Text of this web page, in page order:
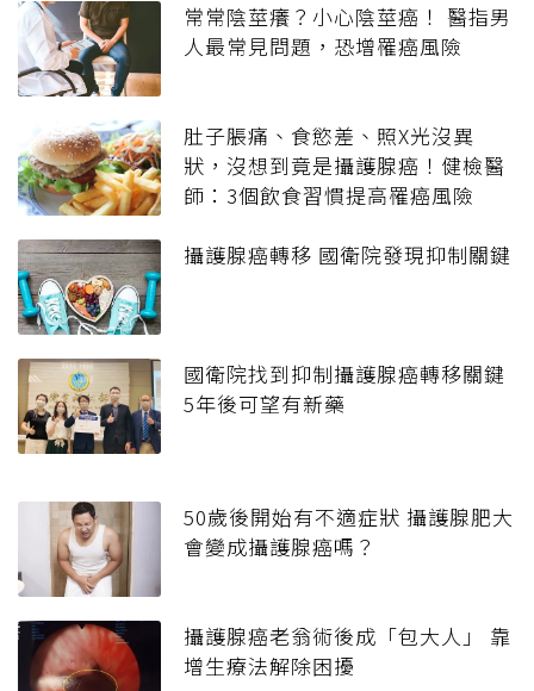
常常陰莖癢？小心陰莖癌！ 醫指男
人最常見問題，恐增罹癌風險
肚子脹痛、食慾差、照X光沒異
狀，沒想到竟是攝護腺癌！健檢醫
師：3個飲食習慣提高罹癌風險
攝護腺癌轉移 國衛院發現抑制關鍵
國衛院找到抑制攝護腺癌轉移關鍵
5年後可望有新藥
50歲後開始有不適症狀 攝護腺肥大
會變成攝護腺癌嗎？
攝護腺癌老翁術後成「包大人」 靠
增生療法解除困擾